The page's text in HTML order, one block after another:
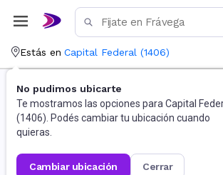
Estás en Capital Federal (1406)
No pudimos ubicarte
Te mostramos las opciones para Capital
(1406). Podés cambiar tu ubicación cuando
quieras.
cambiar ubicación cerrar